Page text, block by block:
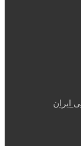
ایران